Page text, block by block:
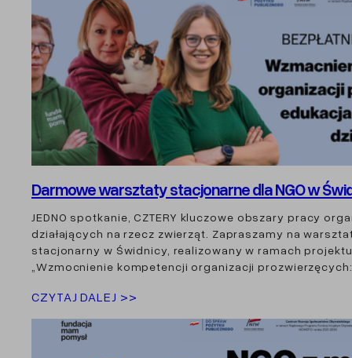
Darmowe warsztaty stacjonarne dla NGO w
JEDNO spotkanie, CZTERY kluczowe obszary pracy
działających na rzecz zwierząt. Zapraszamy na
stacjonarny w Świdnicy, realizowany w ramach projektu
„Wzmocnienie kompetencji organizacji
CZYTAJ DALEJ >>